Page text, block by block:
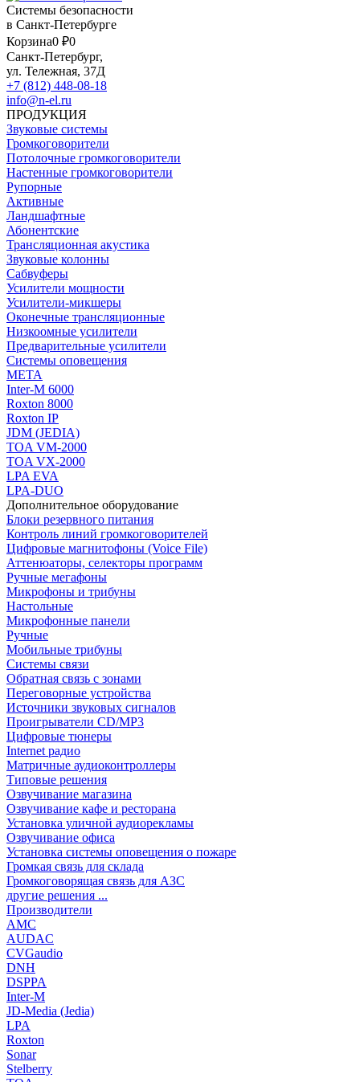
Системы безопасности
в Санкт-Петербурге
Корзина0 ₽0
Санкт-Петербург,
ул. Тележная, 37Д
+7 (812) 448-08-18
info@n-el.ru
ПРОДУКЦИЯ
Звуковые системы
Громкоговорители
Потолочные громкоговорители
Настенные громкоговорители
Рупорные
Активные
Ландшафтные
Абонентские
Трансляционная акустика
Звуковые колонны
Сабвуферы
Усилители мощности
Усилители-микшеры
Оконечные трансляционные
Низкоомные усилители
Предварительные усилители
Системы оповещения
МЕТА
Inter-M 6000
Roxton 8000
Roxton IP
JDM (JEDIA)
TOA VM-2000
TOA VX-2000
LPA EVA
LPA-DUO
Дополнительное оборудование
Блоки резервного питания
Контроль линий громкоговорителей
Цифровые магнитофоны (Voice File)
Аттенюаторы, селекторы программ
Ручные мегафоны
Микрофоны и трибуны
Настольные
Микрофонные панели
Ручные
Мобильные трибуны
Системы связи
Обратная связь с зонами
Переговорные устройства
Источники звуковых сигналов
Проигрыватели CD/MP3
Цифровые тюнеры
Internet радио
Матричные аудиоконтроллеры
Типовые решения
Озвучивание магазина
Озвучивание кафе и ресторана
Установка уличной аудиорекламы
Озвучивание офиса
Установка системы оповещения о пожаре
Громкая связь для склада
Громкоговорящая связь для АЗС
другие решения ...
Производители
AMC
AUDAC
CVGaudio
DNH
DSPPA
Inter-M
JD-Media (Jedia)
LPA
Roxton
Sonar
Stelberry